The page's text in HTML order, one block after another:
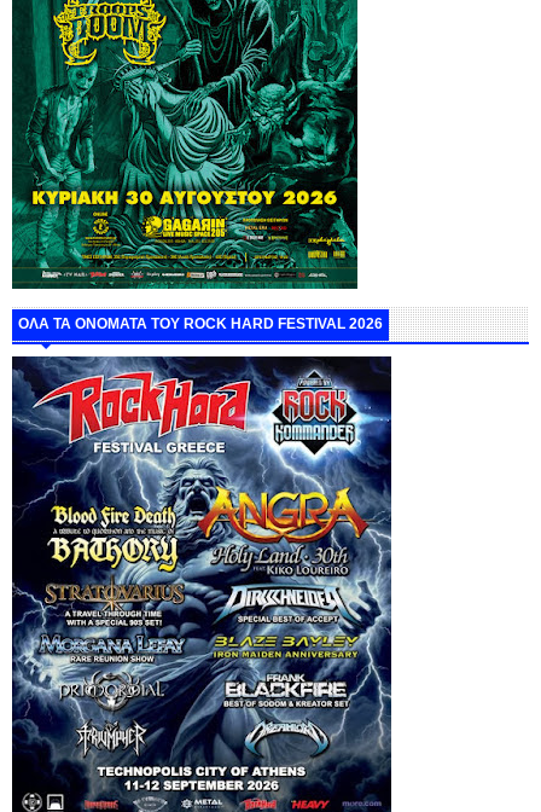
ΟΛΑ ΤΑ ΟΝΟΜΑΤΑ ΤΟΥ ROCK HARD FESTIVAL 2026